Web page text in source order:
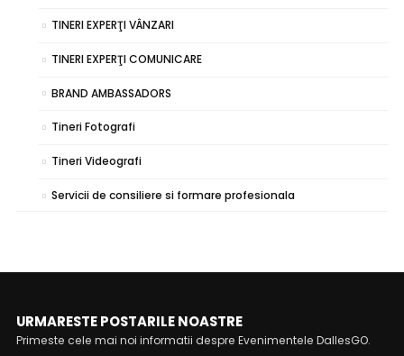
TINERI EXPERŢI VÂNZARI
TINERI EXPERŢI COMUNICARE
BRAND AMBASSADORS
Tineri Fotografi
Tineri Videografi
Servicii de consiliere si formare profesionala
URMARESTE POSTARILE NOASTRE
Primeste cele mai noi informatii despre Evenimentele DallesGO.